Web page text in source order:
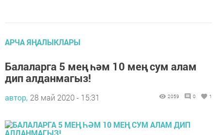
АРЧА ЯҢАЛЫКЛАРЫ
Балаларга 5 мең һәм 10 мең сум алам
дип алданмагыз!
автор, 28 май 2020 - 15:31 2059 0 1